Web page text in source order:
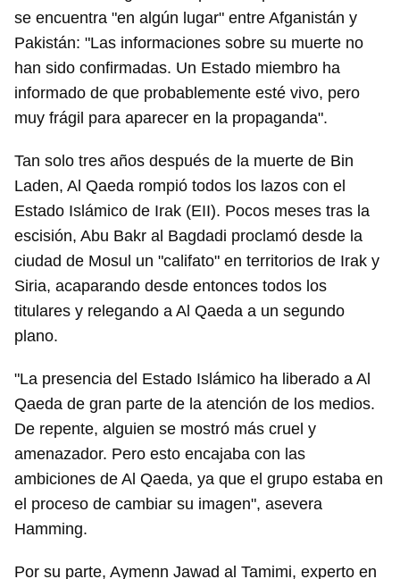
se encuentra "en algún lugar" entre Afganistán y
Pakistán: "Las informaciones sobre su muerte no
han sido confirmadas. Un Estado miembro ha
informado de que probablemente esté vivo, pero
muy frágil para aparecer en la propaganda".
Tan solo tres años después de la muerte de Bin
Laden, Al Qaeda rompió todos los lazos con el
Estado Islámico de Irak (EII). Pocos meses tras la
escisión, Abu Bakr al Bagdadi proclamó desde la
ciudad de Mosul un "califato" en territorios de Irak y
Siria, acaparando desde entonces todos los
titulares y relegando a Al Qaeda a un segundo
plano.
"La presencia del Estado Islámico ha liberado a Al
Qaeda de gran parte de la atención de los medios.
De repente, alguien se mostró más cruel y
amenazador. Pero esto encajaba con las
ambiciones de Al Qaeda, ya que el grupo estaba en
el proceso de cambiar su imagen", asevera
Hamming.
Por su parte, Aymenn Jawad al Tamimi, experto en